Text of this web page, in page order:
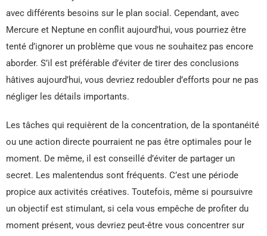
avec différents besoins sur le plan social. Cependant, avec
Mercure et Neptune en conflit aujourd’hui, vous pourriez être
tenté d’ignorer un problème que vous ne souhaitez pas encore
aborder. S’il est préférable d’éviter de tirer des conclusions
hâtives aujourd’hui, vous devriez redoubler d’efforts pour ne pas
négliger les détails importants.
Les tâches qui requièrent de la concentration, de la spontanéité
ou une action directe pourraient ne pas être optimales pour le
moment. De même, il est conseillé d’éviter de partager un
secret. Les malentendus sont fréquents. C’est une période
propice aux activités créatives. Toutefois, même si poursuivre
un objectif est stimulant, si cela vous empêche de profiter du
moment présent, vous devriez peut-être vous concentrer sur